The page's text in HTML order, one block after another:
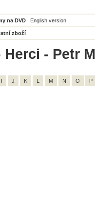
na DVD English version
zboží
Herci - Petr
I J K L M N O P